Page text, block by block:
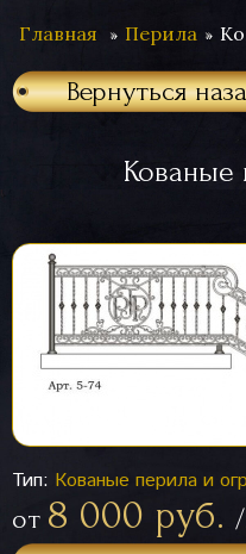
Главная Перила
Вернуться
Кованые
Тип: Кованые перила и
от 8 000 руб.